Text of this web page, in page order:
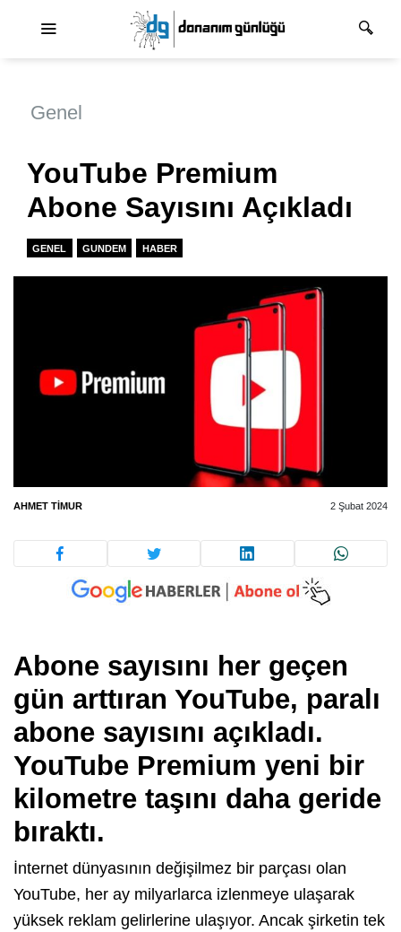
Genel
YouTube Premium
Abone Sayısını Açıkladı
GENEL GUNDEM HABER
AHMET TIMUR 2 Şubat 2024
Abone sayısını her geçen
gün arttıran YouTube, paralı
abone sayısını açıkladı.
YouTube Premium yeni bir
kilometre taşını daha geride
bıraktı.
İnternet dünyasının değişilmez bir parçası olan
YouTube, her ay milyarlarca izlenmeye ulaşarak
yüksek reklam gelirlerine ulaşıyor. Ancak şirketin tek